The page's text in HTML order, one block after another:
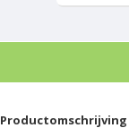
Productomschrijving